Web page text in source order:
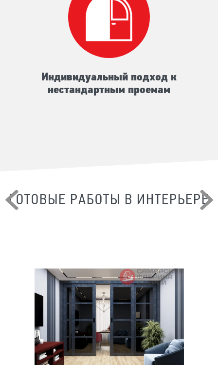
Индивидуальный подход к
нестандартным проемам
ГОТОВЫЕ РАБОТЫ В ИНТЕРЬЕРЕ